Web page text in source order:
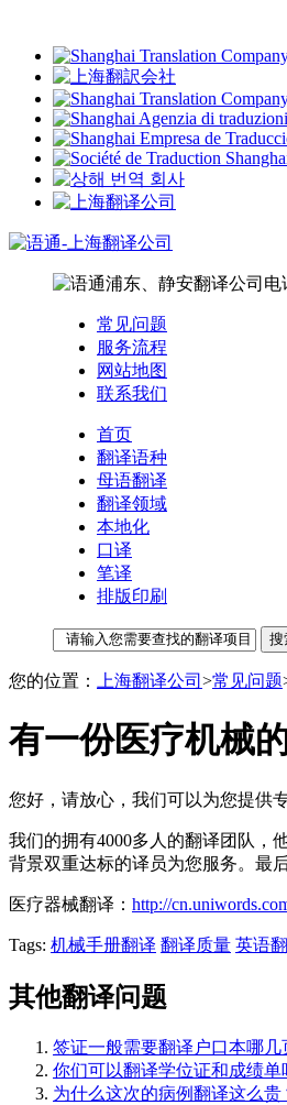
常见问题
服务流程
网站地图
联系我们
首页
翻译语种
母语翻译
翻译领域
本地化
口译
笔译
排版印刷
您的位置： 上海翻译公司 >常见问题
有一份医疗机械
您好，请放心，我们可以为您提供
我们的拥有4000多人的翻译团队，
背景双重达标的译员为您服务。最
医疗器械翻译： http://
Tags: 机械手册翻译 翻译质量 英语
其他翻译问题
签证一般需要翻译户口本哪几
你们可以翻译学位证和成绩单
为什么这次的病例翻译这么贵